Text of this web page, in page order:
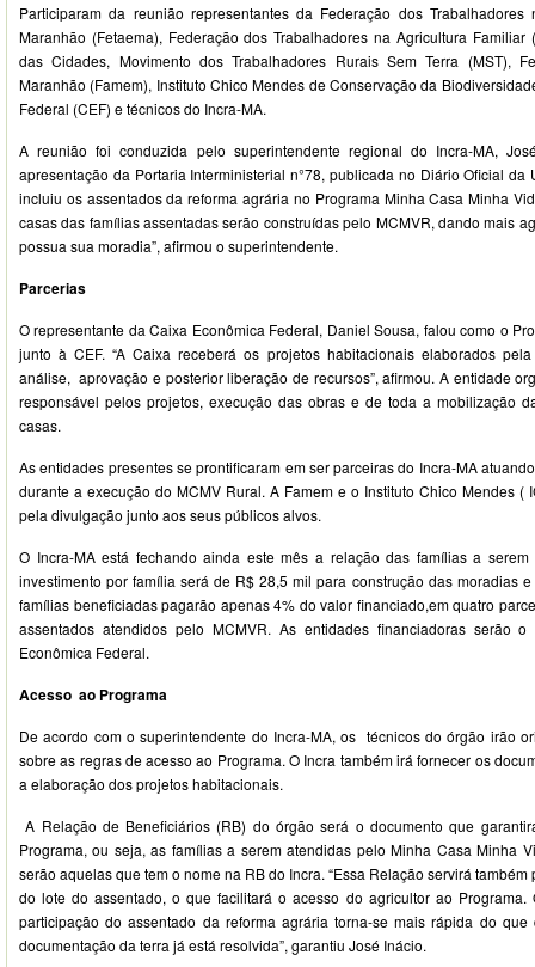
Participaram da reunião representantes da Federação dos
Maranhão (Fetaema), Federação dos Trabalhadores na Agricultura Familiar
das Cidades, Movimento dos Trabalhadores Rurais Sem Terra (MST),
Maranhão (Famem), Instituto Chico Mendes de Conservação da
Federal (CEF) e técnicos do Incra-MA.
A reunião foi conduzida pelo superintendente regional do Incra-MA,
apresentação da Portaria Interministerial n°78, publicada no Diário Oficial
incluiu os assentados da reforma agrária no Programa Minha Casa Minha
casas das famílias assentadas serão construídas pelo MCMVR, dando mais
possua sua moradia”, afirmou o superintendente.
Parcerias
O representante da Caixa Econômica Federal, Daniel Sousa, falou como o
junto à CEF. “A Caixa receberá os projetos habitacionais elaborados
análise, aprovação e posterior liberação de recursos”, afirmou. A entidade
responsável pelos projetos, execução das obras e de toda a mobilização
casas.
As entidades presentes se prontificaram em ser parceiras do Incra-MA
durante a execução do MCMV Rural. A Famem e o Instituto Chico Mendes (
pela divulgação junto aos seus públicos alvos.
O Incra-MA está fechando ainda este mês a relação das famílias a
investimento por família será de R$ 28,5 mil para construção das moradias
famílias beneficiadas pagarão apenas 4% do valor financiado,em quatro
assentados atendidos pelo MCMVR. As entidades financiadoras serão
Econômica Federal.
Acesso ao Programa
De acordo com o superintendente do Incra-MA, os técnicos do órgão irão
sobre as regras de acesso ao Programa. O Incra também irá fornecer os
a elaboração dos projetos habitacionais.
A Relação de Beneficiários (RB) do órgão será o documento que
Programa, ou seja, as famílias a serem atendidas pelo Minha Casa Minha
serão aquelas que tem o nome na RB do Incra. “Essa Relação servirá
do lote do assentado, o que facilitará o acesso do agricultor ao
participação do assentado da reforma agrária torna-se mais rápida do
documentação da terra já está resolvida”, garantiu José Inácio.